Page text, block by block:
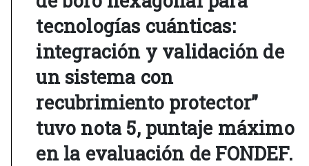
tecnologías cuánticas:
integración y validación de
un sistema con
recubrimiento protector”
tuvo nota 5, puntaje máximo
en la evaluación de FONDEF.